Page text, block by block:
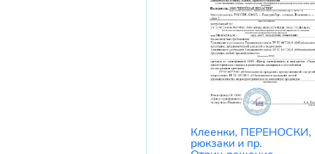
Клеенки, ПЕРЕНОСКИ,
рюкзаки и пр.